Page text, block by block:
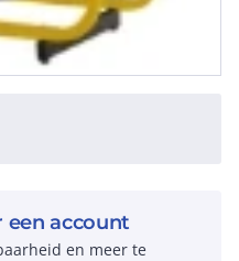
een account
en meer te